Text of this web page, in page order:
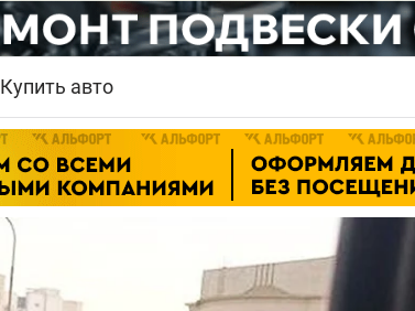
Купить авто